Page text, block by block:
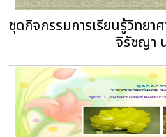
ชุดกิจกรรมการเรียนรู้วิทยา
จิรัชญา